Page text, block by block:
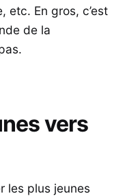
etc. En gros, c’est
de la
vers
les plus jeunes